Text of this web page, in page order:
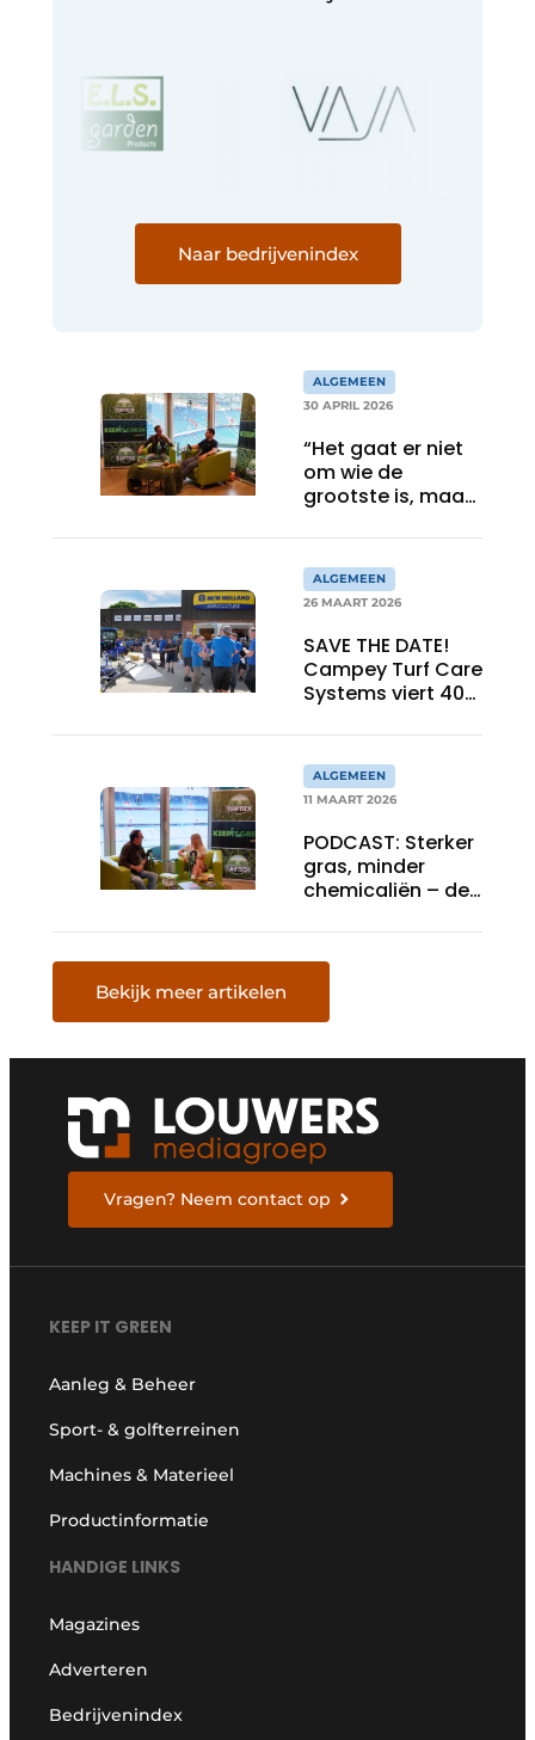
Naar bedrijvenindex
ALGEMEEN
30 APRIL 2026
“Het gaat er niet
om wie de
grootste is, maar
kennis deelt.”
ALGEMEEN
26 MAART 2026
SAVE THE DATE!
Campey Turf Care
Systems viert 40
Open Day
ALGEMEEN
11 MAART 2026
PODCAST: Sterker
gras, minder
chemicaliën – de
begonnen
Bekijk meer artikelen
Vragen? Neem contact op
KEEP IT GREEN
Aanleg & Beheer
Sport- & golfterreinen
Machines & Materieel
Productinformatie
HANDIGE LINKS
Magazines
Adverteren
Bedrijvenindex